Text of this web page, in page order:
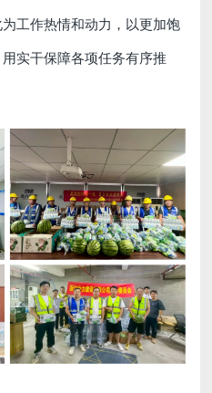
工作热情和动力，以更加饱
实干保障各项任务有序推